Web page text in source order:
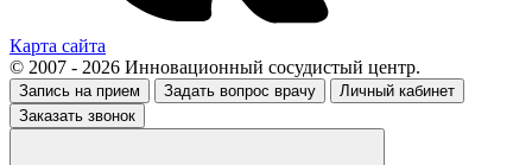
Карта сайта
© 2007 - 2026 Инновационный сосудистый центр.
Запись на прием Задать вопрос врачу
Личный кабинет
Заказать звонок